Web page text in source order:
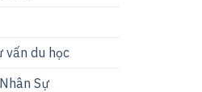
vấn du học
Sự